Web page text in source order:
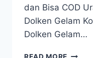
dan Bisa COD
Dolken Gelam
Dolken Gelam…
JUAL